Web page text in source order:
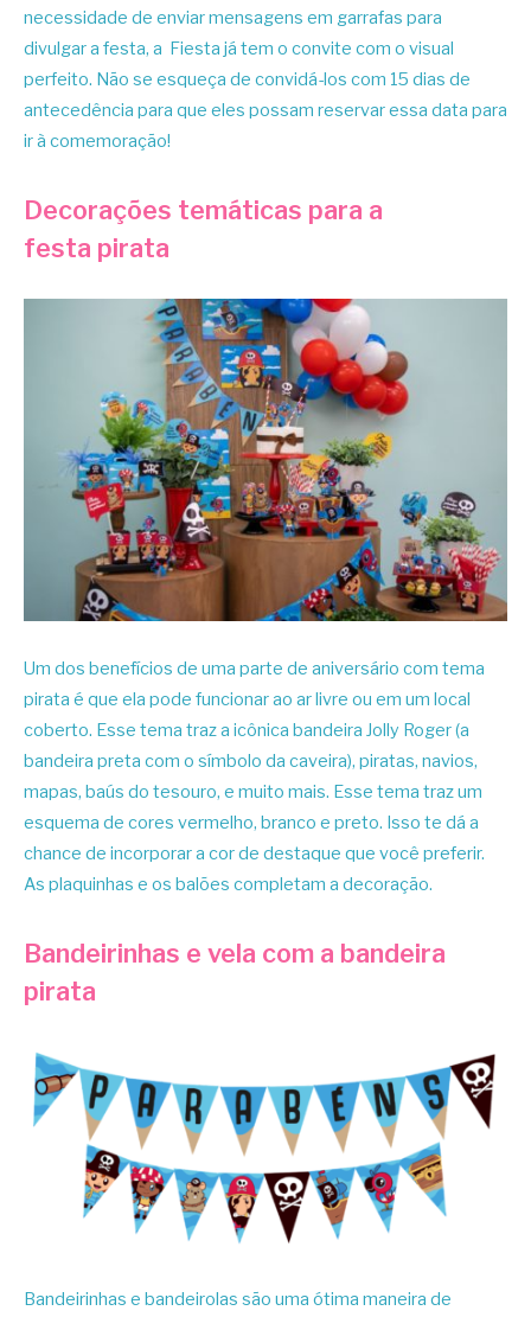
necessidade de enviar mensagens em garrafas para
divulgar a festa, a Fiesta já tem o convite com o visual
perfeito. Não se esqueça de convidá-los com 15 dias de
antecedência para que eles possam reservar essa data para
ir à comemoração!
Decorações temáticas para a
festa pirata
Um dos benefícios de uma parte de aniversário com tema
pirata é que ela pode funcionar ao ar livre ou em um local
coberto. Esse tema traz a icônica bandeira Jolly Roger (a
bandeira preta com o símbolo da caveira), piratas, navios,
mapas, baús do tesouro, e muito mais. Esse tema traz um
esquema de cores vermelho, branco e preto. Isso te dá a
chance de incorporar a cor de destaque que você preferir.
As plaquinhas e os balões completam a decoração.
Bandeirinhas e vela com a bandeira
pirata
Bandeirinhas e bandeirolas são uma ótima maneira de